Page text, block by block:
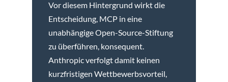
Vor diesem Hintergrund wirkt die
Entscheidung, MCP in eine
unabhängige Open-Source-Stiftung
zu überführen, konsequent.
Anthropic verfolgt damit keinen
kurzfristigen Wettbewerbsvorteil,